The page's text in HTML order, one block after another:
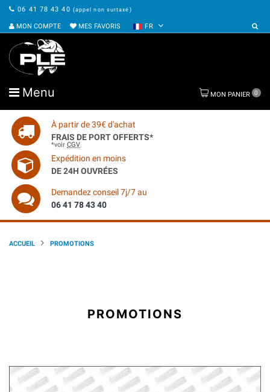
06 41 78 43 40 (appel non surtaxé)
MON COMPTE MES FAVORIS FR
Menu MON PANIER 0
À partir de 39€ d'achat
FRAIS DE PORT OFFERTS*
*voir CGV
Expédition en moins
DE 24H OUVRÉES
Demandez conseil 7j/7 au
06 41 78 43 40
ACCUEIL PROMOTIONS
PROMOTIONS